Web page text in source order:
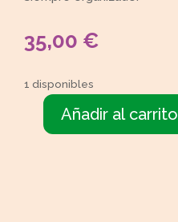
35,00 €
1 disponibles
Mesa
Añadir al carrito